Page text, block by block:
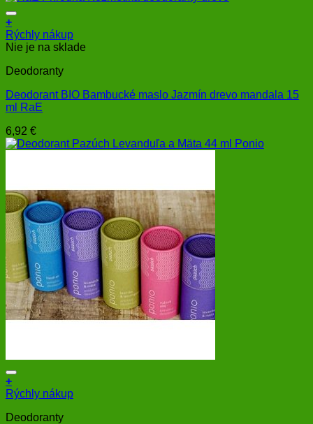
+
Rýchly nákup
Nie je na sklade
Deodoranty
Deodorant BIO Bambucké maslo Jazmín drevo mandala 15
ml RaE
6,92 €
+
Rýchly nákup
Deodoranty